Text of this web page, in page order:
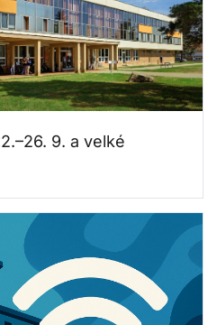
9. a velké